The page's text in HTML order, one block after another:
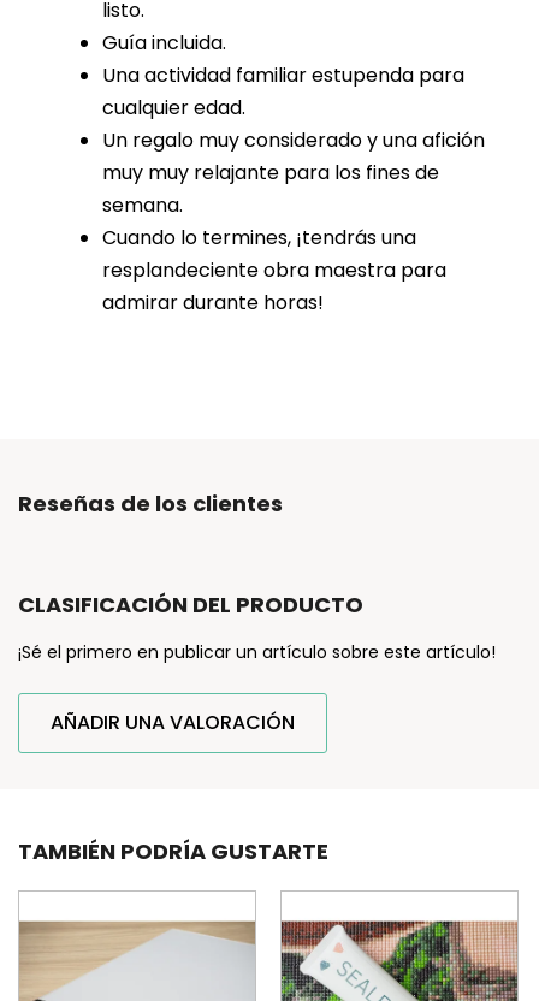
listo.
Guía incluida.
Una actividad familiar estupenda para
cualquier edad.
Un regalo muy considerado y una afición
muy muy relajante para los fines de
semana.
Cuando lo termines, ¡tendrás una
resplandeciente obra maestra para
admirar durante horas!
Reseñas de los clientes
CLASIFICACIÓN DEL PRODUCTO
¡Sé el primero en publicar un artículo sobre este artículo!
AÑADIR UNA VALORACIÓN
TAMBIÉN PODRÍA GUSTARTE